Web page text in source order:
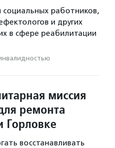
работников,
и других
в сфере реабилитации
миссия
ремонта
Горловке
восстанавливать